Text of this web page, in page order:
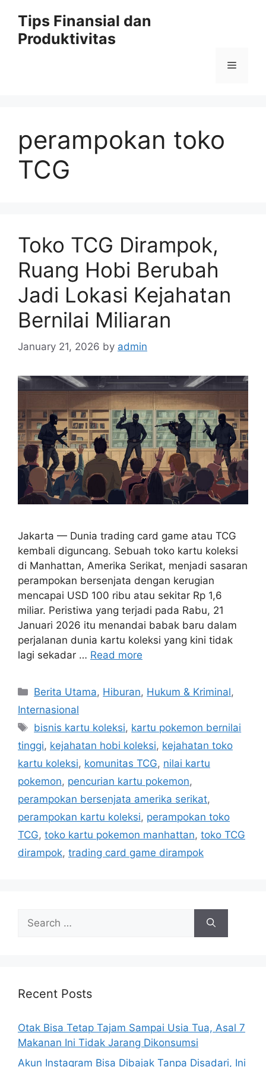
content
Tips Finansial dan
Produktivitas
Menu
perampokan toko
TCG
Toko TCG Dirampok,
Ruang Hobi Berubah
Jadi Lokasi Kejahatan
Bernilai Miliaran
January 21, 2026 by admin
Jakarta — Dunia trading card game atau TCG
kembali diguncang. Sebuah toko kartu koleksi
di Manhattan, Amerika Serikat, menjadi sasaran
perampokan bersenjata dengan kerugian
mencapai USD 100 ribu atau sekitar Rp 1,6
miliar. Peristiwa yang terjadi pada Rabu, 21
Januari 2026 itu menandai babak baru dalam
perjalanan dunia kartu koleksi yang kini tidak
lagi sekadar … Read more
C
a
e
g
o
r
i
s
Berita Utama, Hiburan, Hukum & Kriminal,
Internasional
T
a
g
s
bisnis kartu koleksi, kartu pokemon bernilai
tinggi, kejahatan hobi koleksi, kejahatan toko
kartu koleksi, komunitas TCG, nilai kartu
pokemon, pencurian kartu pokemon,
perampokan bersenjata amerika serikat,
perampokan kartu koleksi, perampokan toko
TCG, toko kartu pokemon manhattan, toko TCG
dirampok, trading card game dirampok
h
r
:
Recent Posts
Otak Bisa Tetap Tajam Sampai Usia Tua, Asal 7
Makanan Ini Tidak Jarang Dikonsumsi
Akun Instagram Bisa Dibajak Tanpa Disadari, Ini